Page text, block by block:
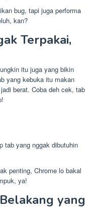
bug, tapi juga performa
kan?
Terpakai,
itu juga yang bikin
yang kebuka itu makan
berat. Coba deh cek, tab
tab yang nggak dibutuhin
penting, Chrome lo bakal
ya!
yang